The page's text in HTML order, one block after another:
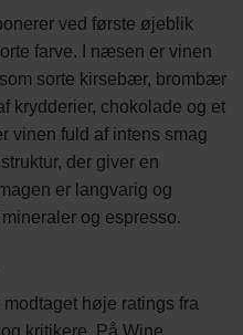
ved første øjeblik
farve. I næsen er vinen
sorte kirsebær, brombær
krydderier, chokolade og et
vinen fuld af intens smag
der giver en
er langvarig og
og espresso.
høje ratings fra